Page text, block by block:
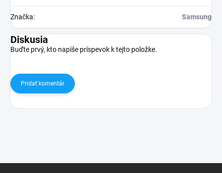
Značka: Samsung
Diskusia
Buďte prvý, kto napíše príspevok k tejto položke.
Pridať komentár